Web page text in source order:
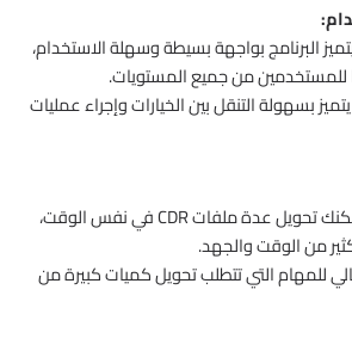
البرنامج بواجهة بسيطة وسهلة الاستخدام،
للمستخدمين من جميع المستويات.
بسهولة التنقل بين الخيارات وإجراء عمليات
يمكنك تحويل عدة ملفات CDR في نفس الوقت،
من الوقت والجهد.
للمهام التي تتطلب تحويل كميات كبيرة من